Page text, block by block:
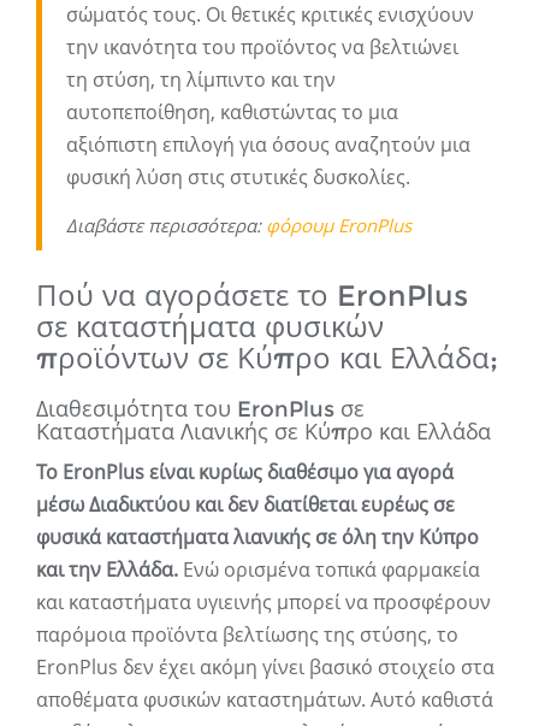
σώματός τους. Οι θετικές κριτικές ενισχύουν
την ικανότητα του προϊόντος να βελτιώνει
τη στύση, τη λίμπιντο και την
αυτοπεποίθηση, καθιστώντας το μια
αξιόπιστη επιλογή για όσους αναζητούν μια
φυσική λύση στις στυτικές δυσκολίες.
Διαβάστε περισσότερα: φόρουμ EronPlus
Πού να αγοράσετε το EronPlus
σε καταστήματα φυσικών
προϊόντων σε Κύπρο και Ελλάδα;
Διαθεσιμότητα του EronPlus σε
Καταστήματα Λιανικής σε Κύπρο και Ελλάδα
Το EronPlus είναι κυρίως διαθέσιμο για αγορά
μέσω Διαδικτύου και δεν διατίθεται ευρέως σε
φυσικά καταστήματα λιανικής σε όλη την Κύπρο
και την Ελλάδα. Ενώ ορισμένα τοπικά φαρμακεία
και καταστήματα υγιεινής μπορεί να προσφέρουν
παρόμοια προϊόντα βελτίωσης της στύσης, το
EronPlus δεν έχει ακόμη γίνει βασικό στοιχείο στα
αποθέματα φυσικών καταστημάτων. Αυτό καθιστά